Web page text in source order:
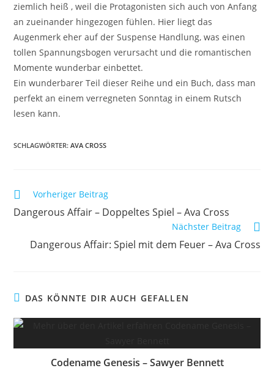
ziemlich heiß , weil die Protagonisten sich auch von Anfang
an zueinander hingezogen fühlen. Hier liegt das
Augenmerk eher auf der Suspense Handlung, was einen
tollen Spannungsbogen verursacht und die romantischen
Momente wunderbar einbettet.
Ein wunderbarer Teil dieser Reihe und ein Buch, dass man
perfekt an einem verregneten Sonntag in einem Rutsch
lesen kann.
SCHLAGWÖRTER:AVA CROSS
Vorheriger Beitrag
Dangerous Affair – Doppeltes Spiel – Ava Cross
Nächster Beitrag
Dangerous Affair: Spiel mit dem Feuer – Ava Cross
DAS KÖNNTE DIR AUCH GEFALLEN
Codename Genesis – Sawyer Bennett